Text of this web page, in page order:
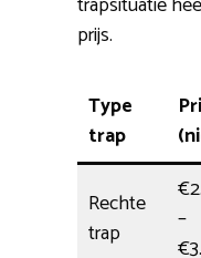
prijs.
Type
trap
Rechte
trap
–